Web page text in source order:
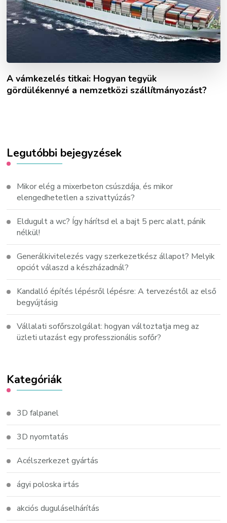
A vámkezelés titkai: Hogyan tegyük
gördülékennyé a nemzetközi szállítmányozást?
Legutóbbi bejegyzések
Mikor elég a mixerbeton csúszdája, és mikor
elengedhetetlen a szivattyúzás?
Eldugult a wc? Így hárítsd el a bajt 5 perc alatt, pánik
nélkül!
Generálkivitelezés vagy szerkezetkész állapot? Melyik
opciót válaszd a készházadnál?
Kandalló építés lépésről lépésre: A tervezéstől az első
begyújtásig
Vállalati sofőrszolgálat: hogyan változtatja meg az
üzleti utazást egy professzionális sofőr?
Kategóriák
3D falpanel
3D nyomtatás
Acélszerkezet gyártás
ágyi poloska irtás
akciós duguláselhárítás